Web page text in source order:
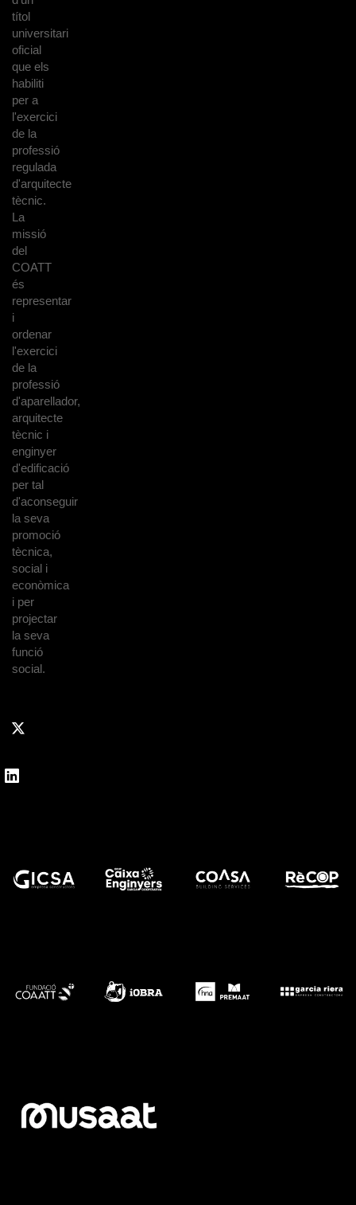
títol
universitari
oficial
que els
habiliti
per a
l'exercici
de la
professió
regulada
d'arquitecte
tècnic.
La
missió
del
COATT
és
representar
i
ordenar
l'exercici
de la
professió
d'aparellador,
arquitecte
tècnic i
enginyer
d'edificació
per tal
d'aconseguir
la seva
promoció
tècnica,
social i
econòmica
i per
projectar
la seva
funció
social.